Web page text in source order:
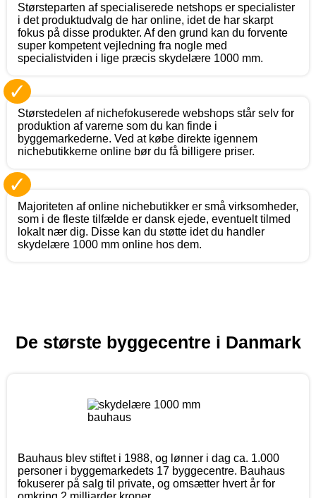
Størsteparten af specialiserede netshops er specialister
i det produktudvalg de har online, idet de har skarpt
fokus på disse produkter. Af den grund kan du forvente
super kompetent vejledning fra nogle med
specialistviden i lige præcis skydelære 1000 mm.
✓
Størstedelen af nichefokuserede webshops står selv for
produktion af varerne som du kan finde i
byggemarkederne. Ved at købe direkte igennem
nichebutikkerne online bør du få billigere priser.
✓
Majoriteten af online nichebutikker er små virksomheder,
som i de fleste tilfælde er dansk ejede, eventuelt tilmed
lokalt nær dig. Disse kan du støtte idet du handler
skydelære 1000 mm online hos dem.
De største byggecentre i Danmark
Bauhaus blev stiftet i 1988, og lønner i dag ca. 1.000
personer i byggemarkedets 17 byggecentre. Bauhaus
fokuserer på salg til private, og omsætter hvert år for